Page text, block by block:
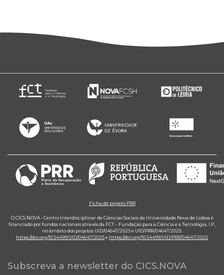
Ficha de projeto PRR
O CICS.NOVA - Centro Interdisciplinar de Ciências Sociais da Universidade Nova de Lisboa é
financiado por fundos nacionais através da FCT – Fundação para a Ciência e a Tecnologia, I.P.,
no âmbito dos projetos UID/04647/2025 e UID/PRR/04647/2025.
https://doi.org/10.54499/UID/04647/2025e https://doi.org/10.54499/UID/PRR/04647/2025
Subscreva a newsletter do CICS.NOVA